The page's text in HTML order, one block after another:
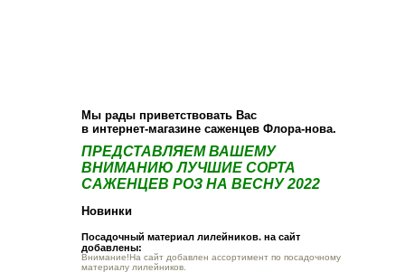
Мы рады приветствовать Вас
в интернет-магазине саженцев Флора-нова.
ПРЕДСТАВЛЯЕМ ВАШЕМУ
ВНИМАНИЮ ЛУЧШИЕ СОРТА
САЖЕНЦЕВ РОЗ НА ВЕСНУ 2022
Новинки
Посадочный материал лилейников. на сайт
добавлены:
Внимание!На сайт добавлен ассортимент по посадочному
материалу лилейников.